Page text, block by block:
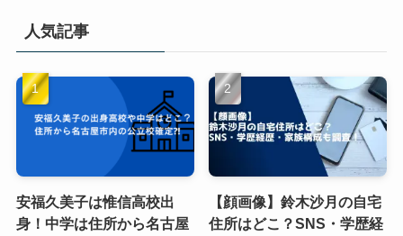
人気記事
安福久美子は惟信高校出
身！中学は住所から名古屋
【顔画像】鈴木沙月の自宅
住所はどこ？SNS・学歴経